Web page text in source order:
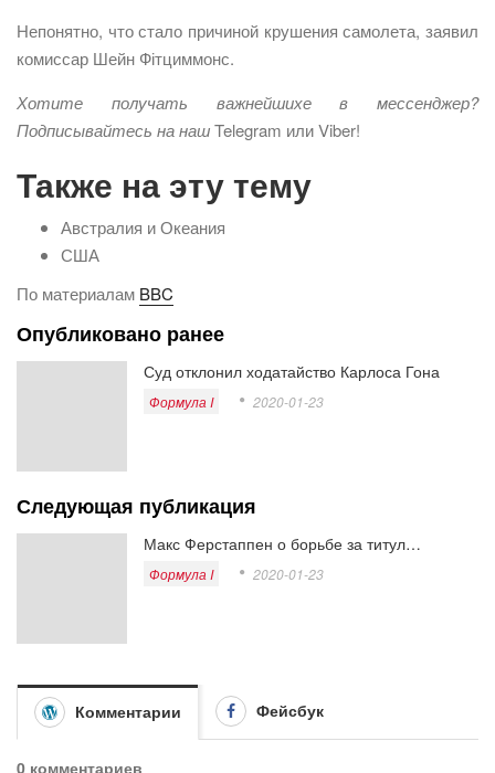
Непонятно, что стало причиной крушения самолета, заявил
комиссар Шейн Фітциммонс.
Хотите получать важнейшихев мессенджер?
Подписывайтесь на нашTelegram или Viber!
Также на эту тему
Австралия и Океания
США
По материалам BBC
Опубликовано ранее
Суд отклонил ходатайство Карлоса Гона
Формула I 2020-01-23
Следующая публикация
Макс Ферстаппен о борьбе за титул…
Формула I 2020-01-23
Комментарии Фейсбук
0 комментариев